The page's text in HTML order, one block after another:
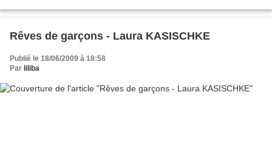
Rêves de garçons - Laura KASISCHKE
Publié le 18/06/2009 à 18:58
Par liliba